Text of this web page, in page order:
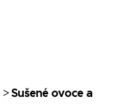
>Sušené ovoce a